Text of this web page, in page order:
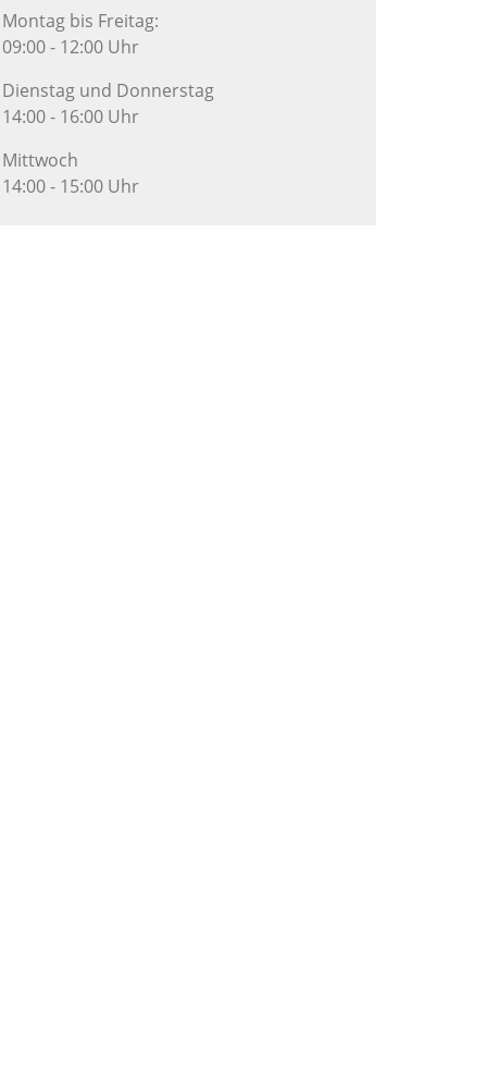
Montag bis Freitag:
09:00 - 12:00 Uhr
Dienstag und Donnerstag
14:00 - 16:00 Uhr
Mittwoch
14:00 - 15:00 Uhr